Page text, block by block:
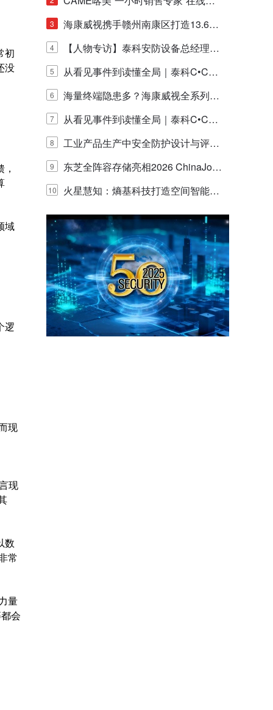
初
没
域
逻
现
现
数
常
量
会
能培训正式启动！
3
海康威视携手赣州南康区打造13.6公
里绿波网
4
【人物专访】泰科安防设备总经理张
宁解码安防出海新范式
5
从看见事件到读懂全局｜泰科C•CUR
E IQ 3.20开启安防运营智能新时代
6
海量终端隐患多？海康威视全系列物
联安全产品，四层守护更放心！
7
从看见事件到读懂全局｜泰科C•CUR
E IQ 3.20开启安防运营智能新时代
8
工业产品生产中安全防护设计与评估
的实践与探讨
9
东芝全阵容存储亮相2026 ChinaJo
y，以海量数据底座赋能“与AI同游”新
体验
10
火星慧知：熵基科技打造空间智能时
代的认知中枢